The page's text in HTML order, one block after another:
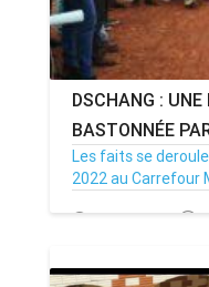
DSCHANG :
BASTONNÉE
Les faits se
2022 au Carrefour
29/12/22